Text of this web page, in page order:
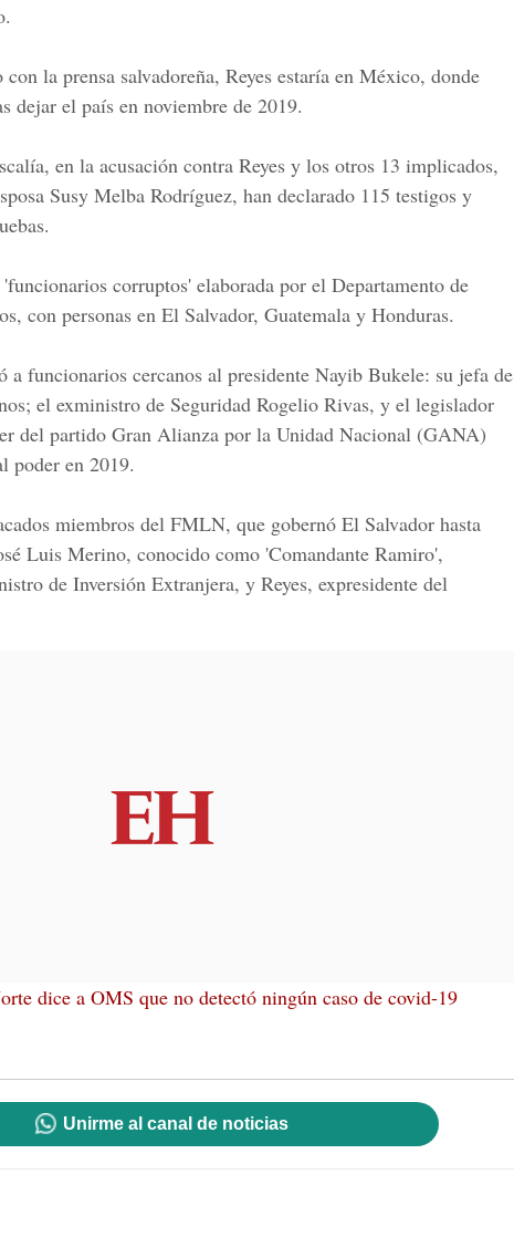
la prensa salvadoreña, Reyes estaría en México, donde
dejar el país en noviembre de 2019.
en la acusación contra Reyes y los otros 13 implicados,
Susy Melba Rodríguez, han declarado 115 testigos y
corruptos' elaborada por el Departamento de
con personas en El Salvador, Guatemala y Honduras.
a funcionarios cercanos al presidente Nayib Bukele: su jefa de
el exministro de Seguridad Rogelio Rivas, y el legislador
del partido Gran Alianza por la Unidad Nacional (GANA)
poder en 2019.
miembros del FMLN, que gobernó El Salvador hasta
Luis Merino, conocido como 'Comandante Ramiro',
de Inversión Extranjera, y Reyes, expresidente del
dice a OMS que no detectó ningún caso de covid-19
Unirme al canal de noticias